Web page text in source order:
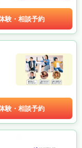
験・相談予約
験・相談予約